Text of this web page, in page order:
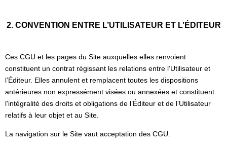
2. CONVENTION ENTRE L’UTILISATEUR ET L’ÉDITEUR
Ces CGU et les pages du Site auxquelles elles renvoient
constituent un contrat régissant les relations entre l’Utilisateur et
l’Éditeur. Elles annulent et remplacent toutes les dispositions
antérieures non expressément visées ou annexées et constituent
l'intégralité des droits et obligations de l’Éditeur et de l’Utilisateur
relatifs à leur objet et au Site.
La navigation sur le Site vaut acceptation des CGU.